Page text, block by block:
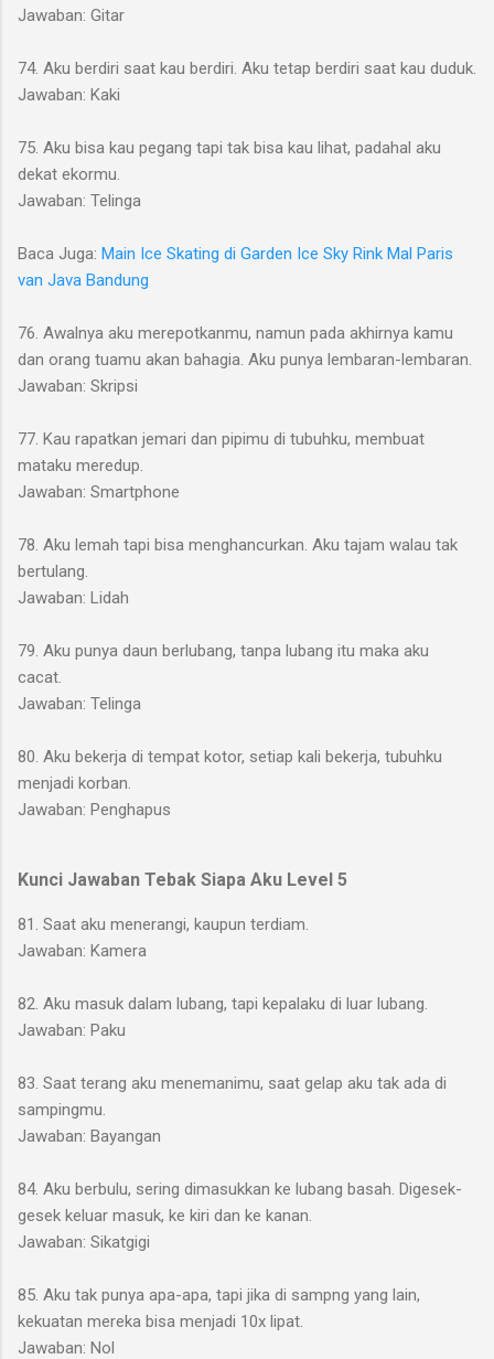
Jawaban: Gitar
74. Aku berdiri saat kau berdiri. Aku tetap berdiri saat kau duduk.
Jawaban: Kaki
75. Aku bisa kau pegang tapi tak bisa kau lihat, padahal aku
dekat ekormu.
Jawaban: Telinga
Baca Juga: Main Ice Skating di Garden Ice Sky Rink Mal Paris
van Java Bandung
76. Awalnya aku merepotkanmu, namun pada akhirnya kamu
dan orang tuamu akan bahagia. Aku punya lembaran-lembaran.
Jawaban: Skripsi
77. Kau rapatkan jemari dan pipimu di tubuhku, membuat
mataku meredup.
Jawaban: Smartphone
78. Aku lemah tapi bisa menghancurkan. Aku tajam walau tak
bertulang.
Jawaban: Lidah
79. Aku punya daun berlubang, tanpa lubang itu maka aku
cacat.
Jawaban: Telinga
80. Aku bekerja di tempat kotor, setiap kali bekerja, tubuhku
menjadi korban.
Jawaban: Penghapus
Kunci Jawaban Tebak Siapa Aku Level 5
81. Saat aku menerangi, kaupun terdiam.
Jawaban: Kamera
82. Aku masuk dalam lubang, tapi kepalaku di luar lubang.
Jawaban: Paku
83. Saat terang aku menemanimu, saat gelap aku tak ada di
sampingmu.
Jawaban: Bayangan
84. Aku berbulu, sering dimasukkan ke lubang basah. Digesek-
gesek keluar masuk, ke kiri dan ke kanan.
Jawaban: Sikatgigi
85. Aku tak punya apa-apa, tapi jika di sampng yang lain,
kekuatan mereka bisa menjadi 10x lipat.
Jawaban: Nol